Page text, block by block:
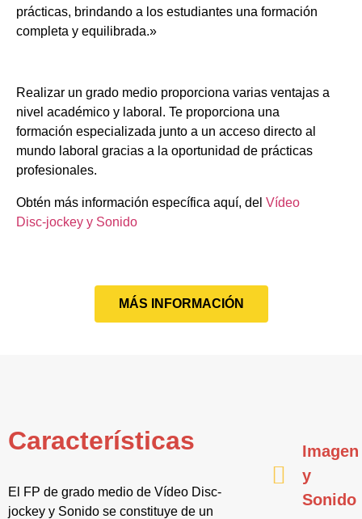
prácticas, brindando a los estudiantes una formación
completa y equilibrada.»
Realizar un grado medio proporciona varias ventajas a
nivel académico y laboral. Te proporciona una
formación especializada junto a un acceso directo al
mundo laboral gracias a la oportunidad de prácticas
profesionales.
Obtén más información específica aquí, del Vídeo
Disc-jockey y Sonido
MÁS INFORMACIÓN
Características
El FP de grado medio de Vídeo Disc-
jockey y Sonido se constituye de un
Imagen
y
Sonido